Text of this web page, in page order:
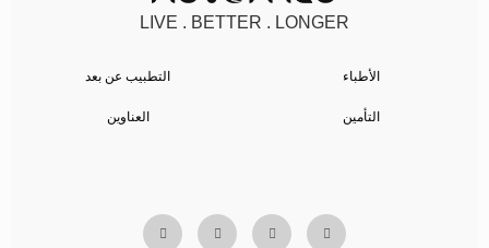
LIVE . BETTER . LONGER
الأطباء التطبيب عن بعد
التأمين العناوين